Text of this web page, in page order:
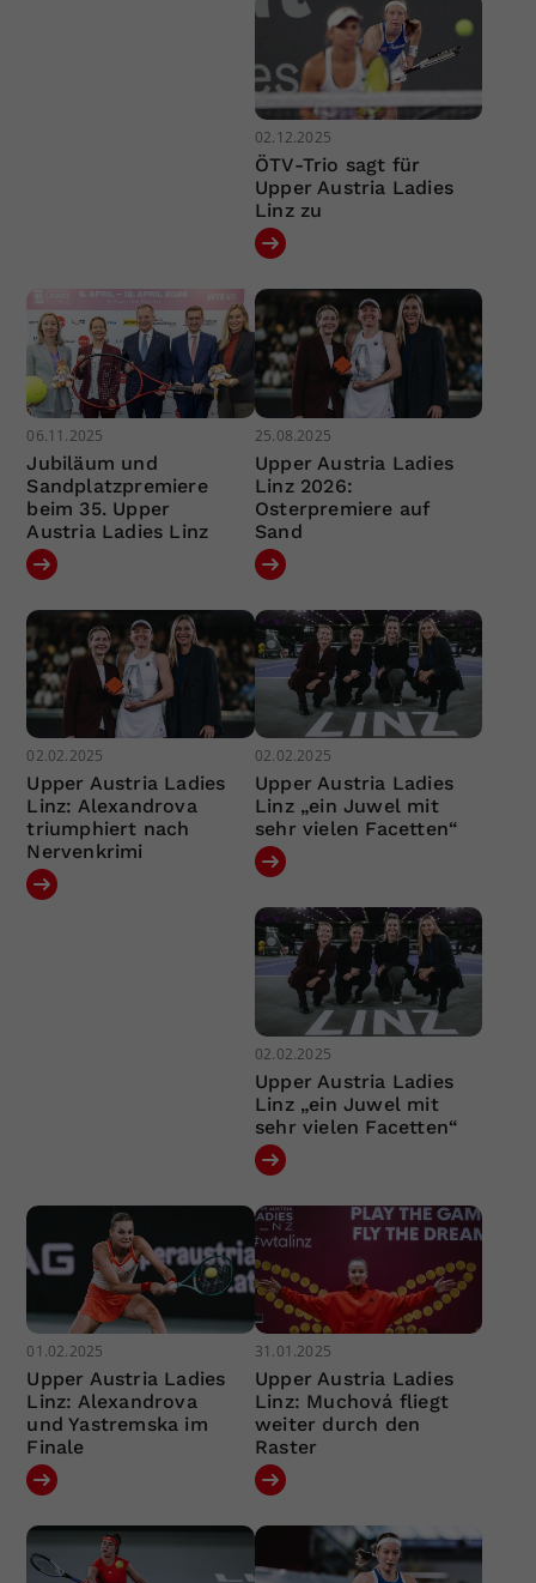
02.12.2025
ÖTV-Trio sagt für
Upper Austria Ladies
Linz zu
06.11.2025
Jubiläum und
Sandplatzpremiere
beim 35. Upper
Austria Ladies Linz
25.08.2025
Upper Austria Ladies
Linz 2026:
Osterpremiere auf
Sand
02.02.2025
Upper Austria Ladies
Linz: Alexandrova
triumphiert nach
Nervenkrimi
02.02.2025
Upper Austria Ladies
Linz „ein Juwel mit
sehr vielen Facetten“
02.02.2025
Upper Austria Ladies
Linz „ein Juwel mit
sehr vielen Facetten“
01.02.2025
Upper Austria Ladies
Linz: Alexandrova
und Yastremska im
Finale
31.01.2025
Upper Austria Ladies
Linz: Muchová fliegt
weiter durch den
Raster